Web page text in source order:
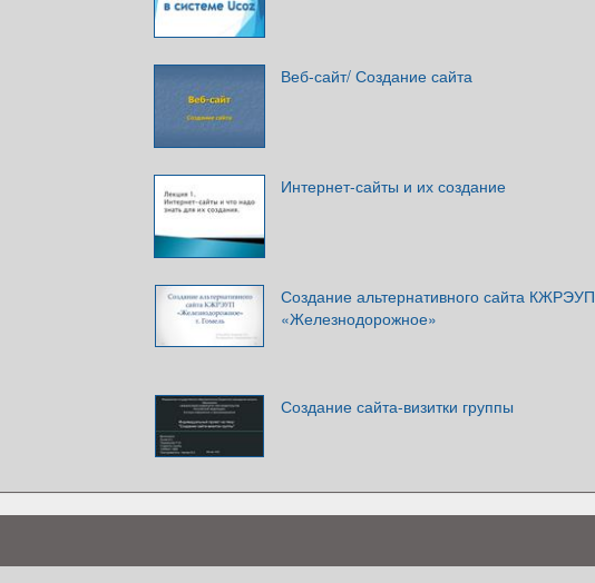
Веб-сайт/ Создание сайта
Интернет-сайты и их создание
Создание альтернативного сайта КЖРЭУП
«Железнодорожное»
Создание сайта-визитки группы